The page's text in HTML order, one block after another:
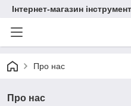
Інтернет-магазин
Про нас
Про нас